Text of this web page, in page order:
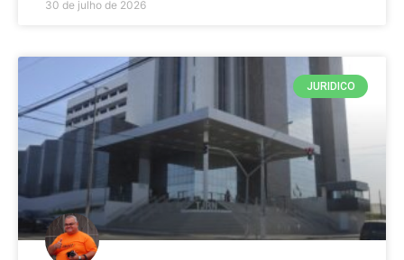
30 de julho de 2026
JURIDICO